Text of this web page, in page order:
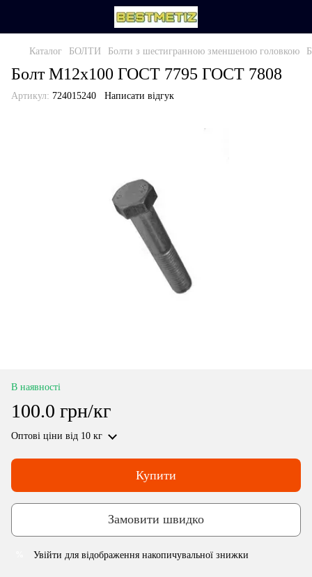
Каталог БОЛТИ Болти з шестигранною зменшеною головкою
Болт М12х100 ГОСТ 7795 ГОСТ 7808
Артикул: 724015240 Написати відгук
В наявності
100.0 грн/кг
Оптові ціни від 10 кг
Купити
Замовити швидко
Увійти для відображення накопичувальної знижки